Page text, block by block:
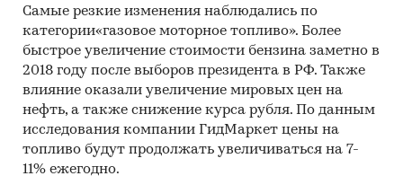
Самые резкие изменения наблюдались по
категории«газовое моторное топливо». Более
быстрое увеличение стоимости бензина заметно в
2018 году после выборов президента в РФ. Также
влияние оказали увеличение мировых цен на
нефть, а также снижение курса рубля. По данным
исследования компании ГидМаркет цены на
топливо будут продолжать увеличиваться на 7-
11% ежегодно.